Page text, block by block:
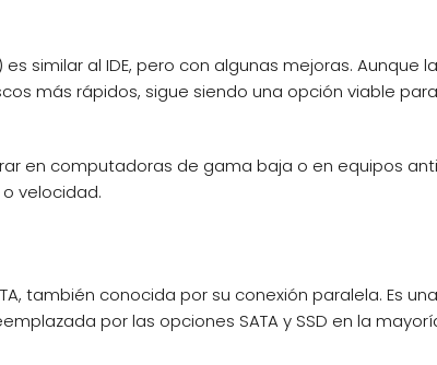
similar al IDE, pero con algunas mejoras. Aunque la
más rápidos, sigue siendo una opción viable para
en computadoras de gama baja o en equipos
velocidad.
también conocida por su conexión paralela. Es
por las opciones SATA y SSD en la